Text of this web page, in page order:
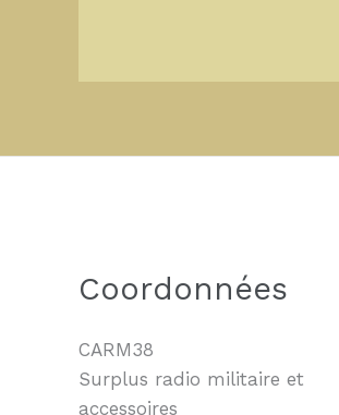
Coordonnées
CARM38
Surplus radio militaire et
accessoires